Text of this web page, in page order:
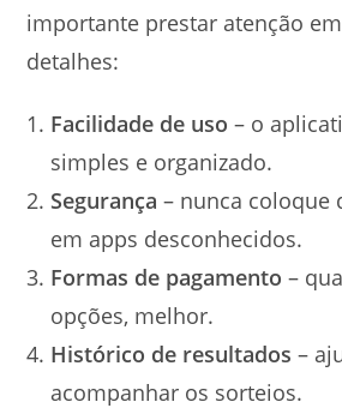
importante prestar atenção
detalhes:
Facilidade de uso – o
simples e organizado.
Segurança – nunca coloque
em apps desconhecidos.
Formas de pagamento –
opções, melhor.
Histórico de resultados –
acompanhar os sorteios.